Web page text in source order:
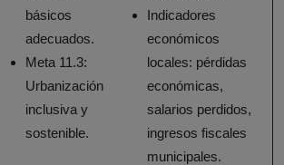
básicos
adecuados.
Meta 11.3:
Urbanización
inclusiva y
sostenible.
Indicadores
económicos
locales: pérdidas
económicas,
salarios perdidos,
ingresos fiscales
municipales.